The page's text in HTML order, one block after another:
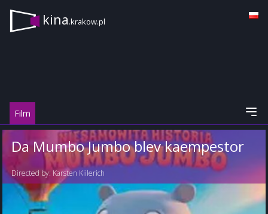
kina.krakow.pl
Film
Da Mumbo Jumbo blev kaempestor
Directed by: Karsten Kiilerich